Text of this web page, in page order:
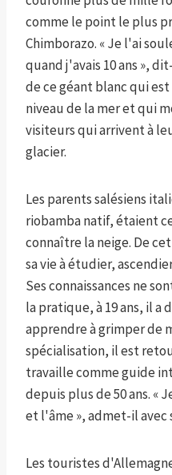
comme le point le plus
Chimborazo. « Je l'ai
quand j'avais 10 ans »,
de ce géant blanc qui
niveau de la mer et qui
visiteurs qui arrivent à
glacier.
Les parents salésiens
riobamba natif, étaient
connaître la neige. De
sa vie à étudier,
Ses connaissances ne
la pratique, à 19 ans, il a
apprendre à grimper de
spécialisation, il est
travaille comme guide
depuis plus de 50 ans. «
et l'âme », admet-il avec
Les touristes